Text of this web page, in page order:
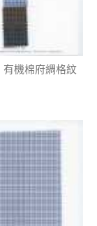
有機棉府綢格紋